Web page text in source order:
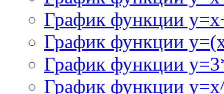
График функции
График функции
График функции
График функции